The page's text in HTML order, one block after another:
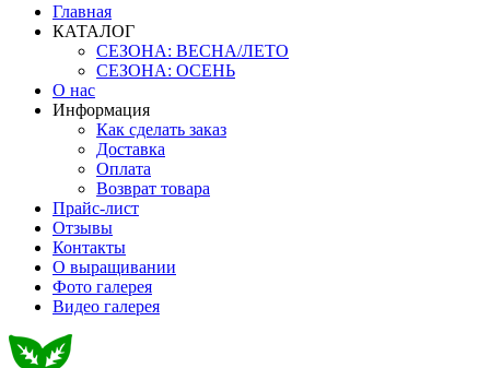
Главная
КАТАЛОГ
СЕЗОНА: ВЕСНА/ЛЕТО
СЕЗОНА: ОСЕНЬ
О нас
Информация
Как сделать заказ
Доставка
Оплата
Возврат товара
Прайс-лист
Отзывы
Контакты
О выращивании
Фото галерея
Видео галерея